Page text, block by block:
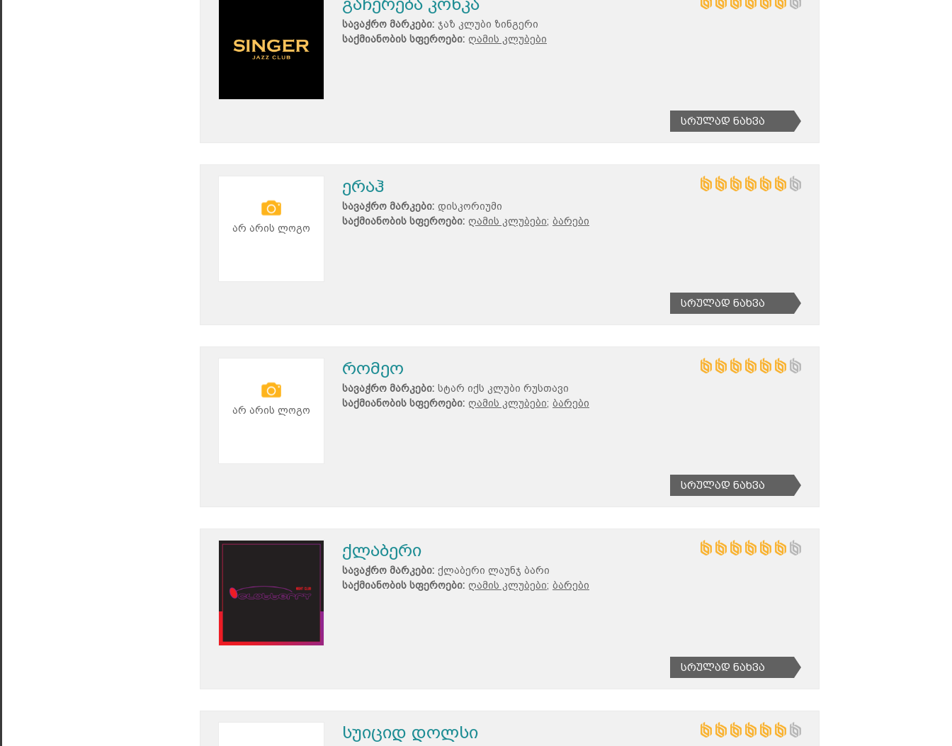
სავაჭრო მარკები: ჯაზ კლუბი ზინგერი
საქმიანობის სფეროები: ღამის კლუბები
Სრულად Ნახვა
არ არის ლოგო
ერაჰ
სავაჭრო მარკები: დისკორიუმი
საქმიანობის სფეროები: ღამის კლუბები; ბარები
Სრულად Ნახვა
არ არის ლოგო
რომეო
სავაჭრო მარკები: სტარ იქს კლუბი რუსთავი
საქმიანობის სფეროები: ღამის კლუბები; ბარები
Სრულად Ნახვა
ქლაბერი
სავაჭრო მარკები: ქლაბერი ლაუნჯ ბარი
საქმიანობის სფეროები: ღამის კლუბები; ბარები
Სრულად Ნახვა
სუიციდ დოლსი